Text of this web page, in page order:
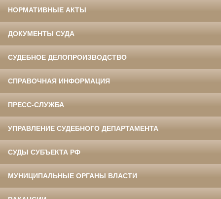
НОРМАТИВНЫЕ АКТЫ
ДОКУМЕНТЫ СУДА
СУДЕБНОЕ ДЕЛОПРОИЗВОДСТВО
СПРАВОЧНАЯ ИНФОРМАЦИЯ
ПРЕСС-СЛУЖБА
УПРАВЛЕНИЕ СУДЕБНОГО ДЕПАРТАМЕНТА
СУДЫ СУБЪЕКТА РФ
МУНИЦИПАЛЬНЫЕ ОРГАНЫ ВЛАСТИ